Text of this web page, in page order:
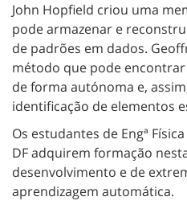
John Hopfield criou uma
pode armazenar e
de padrões em dados.
método que pode
de forma autónoma e,
identificação de elementos
Os estudantes de Engª
DF adquirem formação
desenvolvimento e de
aprendizagem automática.